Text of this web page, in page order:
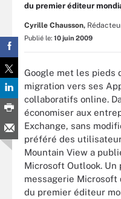
du premier éditeur
Cyrille Chausson,
Publié le: 10 juin 2009
Google met les pieds
migration vers ses
collaboratifs online.
économiser aux
Exchange, sans
préféré des
Mountain View a
Microsoft Outlook.
messagerie
du premier éditeur